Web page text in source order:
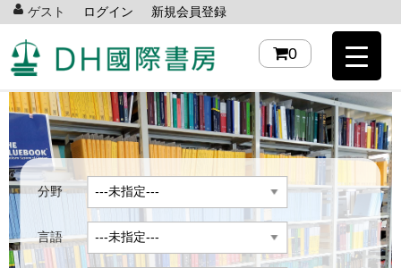
ゲスト ログイン 新規会員登録
0
分野
言語